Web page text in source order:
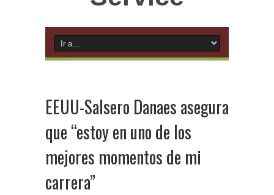
EEUU-Salsero Danaes asegura
que “estoy en uno de los
mejores momentos de mi
carrera”